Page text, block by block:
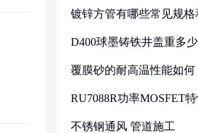
镀锌方管有哪些常见规格
D400球墨铸铁井盖重多少
覆膜砂的耐高温性能如何
RU7088R功率MOSFET
不锈钢通风 管道施工